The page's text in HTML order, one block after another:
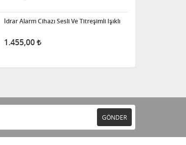
İdrar Alarm Cihazı Sesli Ve Titreşimli Işıklı
1.455,00
GÖNDER